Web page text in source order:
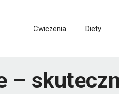
Cwiczenia Diety
–